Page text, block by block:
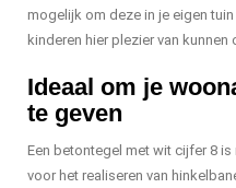
mogelijk om deze in je eigen
kinderen hier plezier van kunnen
Ideaal om je
te geven
Een betontegel met wit cijfer 8
voor het realiseren van